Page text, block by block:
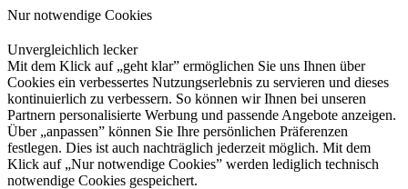
Nur notwendige Cookies
Unvergleichlich lecker
Mit dem Klick auf „geht klar” ermöglichen Sie uns Ihnen über
Cookies ein verbessertes Nutzungserlebnis zu servieren und dieses
kontinuierlich zu verbessern. So können wir Ihnen bei unseren
Partnern personalisierte Werbung und passende Angebote anzeigen.
Über „anpassen” können Sie Ihre persönlichen Präferenzen
festlegen. Dies ist auch nachträglich jederzeit möglich. Mit dem
Klick auf „Nur notwendige Cookies” werden lediglich technisch
notwendige Cookies gespeichert.